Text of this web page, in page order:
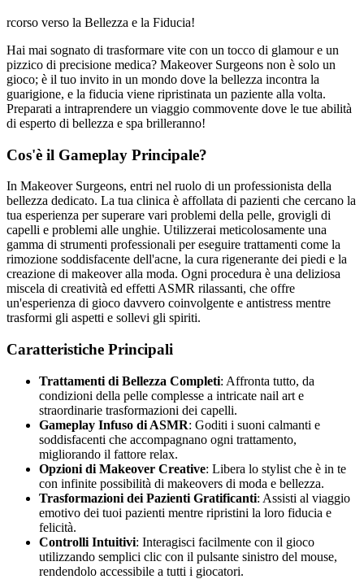
rcorso verso la Bellezza e la Fiducia!
Hai mai sognato di trasformare vite con un tocco di glamour e un
pizzico di precisione medica? Makeover Surgeons non è solo un
gioco; è il tuo invito in un mondo dove la bellezza incontra la
guarigione, e la fiducia viene ripristinata un paziente alla volta.
Preparati a intraprendere un viaggio commovente dove le tue abilità
di esperto di bellezza e spa brilleranno!
Cos'è il Gameplay Principale?
In Makeover Surgeons, entri nel ruolo di un professionista della
bellezza dedicato. La tua clinica è affollata di pazienti che cercano la
tua esperienza per superare vari problemi della pelle, grovigli di
capelli e problemi alle unghie. Utilizzerai meticolosamente una
gamma di strumenti professionali per eseguire trattamenti come la
rimozione soddisfacente dell'acne, la cura rigenerante dei piedi e la
creazione di makeover alla moda. Ogni procedura è una deliziosa
miscela di creatività ed effetti ASMR rilassanti, che offre
un'esperienza di gioco davvero coinvolgente e antistress mentre
trasformi gli aspetti e sollevi gli spiriti.
Caratteristiche Principali
Trattamenti di Bellezza Completi: Affronta tutto, da
condizioni della pelle complesse a intricate nail art e
straordinarie trasformazioni dei capelli.
Gameplay Infuso di ASMR: Goditi i suoni calmanti e
soddisfacenti che accompagnano ogni trattamento,
migliorando il fattore relax.
Opzioni di Makeover Creative: Libera lo stylist che è in te
con infinite possibilità di makeovers di moda e bellezza.
Trasformazioni dei Pazienti Gratificanti: Assisti al viaggio
emotivo dei tuoi pazienti mentre ripristini la loro fiducia e
felicità.
Controlli Intuitivi: Interagisci facilmente con il gioco
utilizzando semplici clic con il pulsante sinistro del mouse,
rendendolo accessibile a tutti i giocatori.